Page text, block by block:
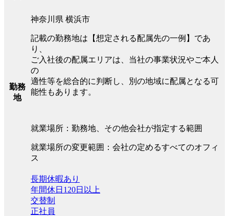
勤務
地
神奈川県 横浜市
記載の勤務地は【想定される配属先の一例】であ
り、
ご入社後の配属エリアは、当社の事業状況やご本人
の
適性等を総合的に判断し、別の地域に配属となる可
能性もあります。
就業場所：勤務地、その他会社が指定する範囲
就業場所の変更範囲：会社の定めるすべてのオフィ
ス
長期休暇あり
年間休日120日以上
交替制
正社員